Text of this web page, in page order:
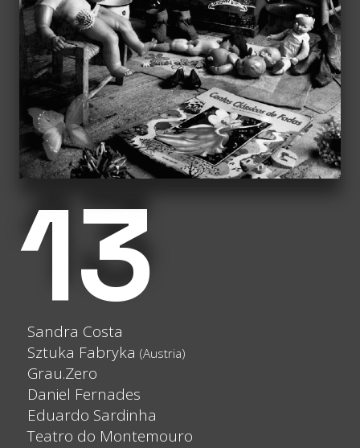
13
Sandra Costa
Sztuka Fabryka (Austria)
Grau.Zero
Daniel Fernades
Eduardo Sardinha
Teatro do Montemouro